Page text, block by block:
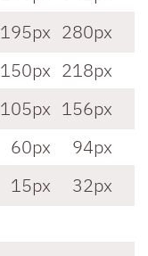
195px 280px
150px 218px
105px 156px
60px 94px
15px 32px